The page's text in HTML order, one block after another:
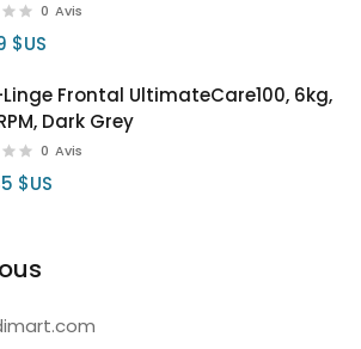
0 Avis
$US
Frontal UltimateCare100, 6kg,
Dark Grey
0 Avis
$US